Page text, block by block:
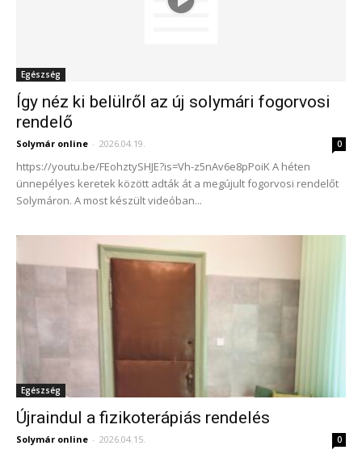
Egészség
Így néz ki belülről az új solymári fogorvosi
rendelő
Solymár online - 2026.04.19. 0
https://youtu.be/FEohztySHJE?is=Vh-z5nAv6e8pPoiK A héten
ünnepélyes keretek között adták át a megújult fogorvosi rendelőt
Solymáron. A most készült videóban...
Egészség
Újraindul a fizikoterápiás rendelés
Solymár online - 2026.04.15. 0